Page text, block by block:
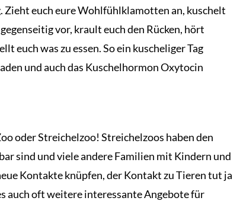
Zieht euch eure Wohlfühlklamotten an, kuschelt
vor, krault euch den Rücken, hört
euch was zu essen. So ein kuscheliger Tag
und auch das Kuschelhormon Oxytocin
oder Streichelzoo! Streichelzoos haben den
sind und viele andere Familien mit Kindern und
Kontakte knüpfen, der Kontakt zu Tieren tut ja
auch oft weitere interessante Angebote für